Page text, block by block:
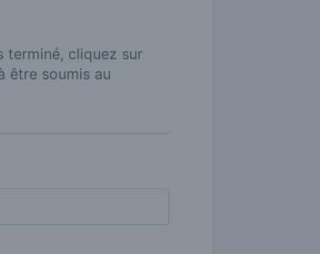
terminé, cliquez sur
être soumis au